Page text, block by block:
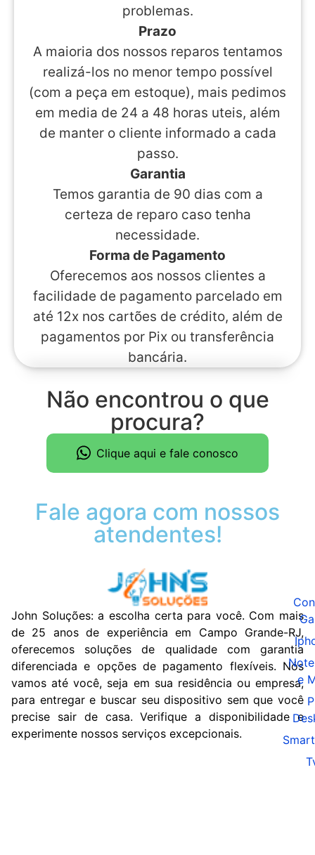
problemas.
Prazo
A maioria dos nossos reparos tentamos
realizá-los no menor tempo possível
(com a peça em estoque), mais pedimos
em media de 24 a 48 horas uteis, além
de manter o cliente informado a cada
passo.
Garantia
Temos garantia de 90 dias com a
certeza de reparo caso tenha
necessidade.
Forma de Pagamento
Oferecemos aos nossos clientes a
facilidade de pagamento parcelado em
até 12x nos cartões de crédito, além de
pagamentos por Pix ou transferência
bancária.
Não encontrou o que
procura?
Clique aqui e fale conosco
Fale agora com nossos
atendentes!
John Soluções: a escolha certa para você. Com mais
de 25 anos de experiência em Campo Grande-RJ,
oferecemos soluções de qualidade com garantia
diferenciada e opções de pagamento flexíveis. Nós
vamos até você, seja em sua residência ou empresa,
para entregar e buscar seu dispositivo sem que você
precise sair de casa. Verifique a disponibilidade e
experimente nossos serviços excepcionais.
e